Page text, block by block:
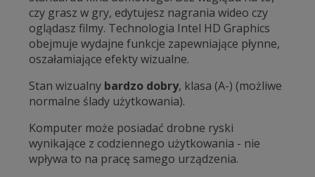
czy grasz w gry, edytujesz nagrania wideo czy
oglądasz filmy. Technologia Intel HD Graphics
obejmuje wydajne funkcje zapewniające płynne,
oszałamiające efekty wizualne.
Stan wizualny bardzo dobry, klasa (A-) (możliwe
normalne ślady użytkowania).
Komputer może posiadać drobne ryski
wynikające z codziennego użytkowania - nie
wpływa to na pracę samego urządzenia.